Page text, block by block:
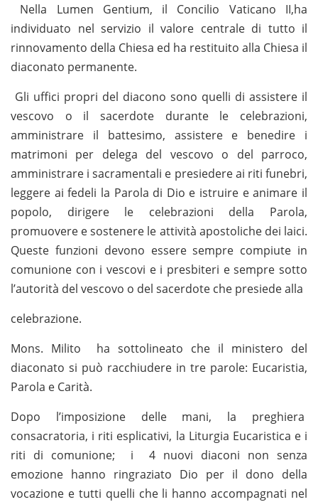
Nella Lumen Gentium, il Concilio Vaticano II,ha
individuato nel servizio il valore centrale di tutto il
rinnovamento della Chiesa ed ha restituito alla Chiesa il
diaconato permanente.
Gli uffici propri del diacono sono quelli di assistere il
vescovo o il sacerdote durante le celebrazioni,
amministrare il battesimo, assistere e benedire i
matrimoni per delega del vescovo o del parroco,
amministrare i sacramentali e presiedere ai riti funebri,
leggere ai fedeli la Parola di Dio e istruire e animare il
popolo, dirigere le celebrazioni della Parola,
promuovere e sostenere le attività apostoliche dei laici.
Queste funzioni devono essere sempre compiute in
comunione con i vescovi e i presbiteri e sempre sotto
l’autorità del vescovo o del sacerdote che presiede alla
celebrazione.
Mons. Milito ha sottolineato che il ministero del
diaconato si può racchiudere in tre parole: Eucaristia,
Parola e Carità.
Dopo l’imposizione delle mani, la preghiera
consacratoria, i riti esplicativi, la Liturgia Eucaristica e i
riti di comunione; i 4 nuovi diaconi non senza
emozione hanno ringraziato Dio per il dono della
vocazione e tutti quelli che li hanno accompagnati nel